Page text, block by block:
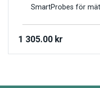
SmartProbes för
1 305.00 kr